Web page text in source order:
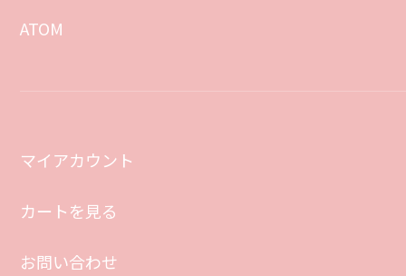
ATOM
マイアカウント
カートを見る
お問い合わせ